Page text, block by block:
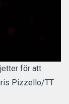
för att
Pizzello/TT